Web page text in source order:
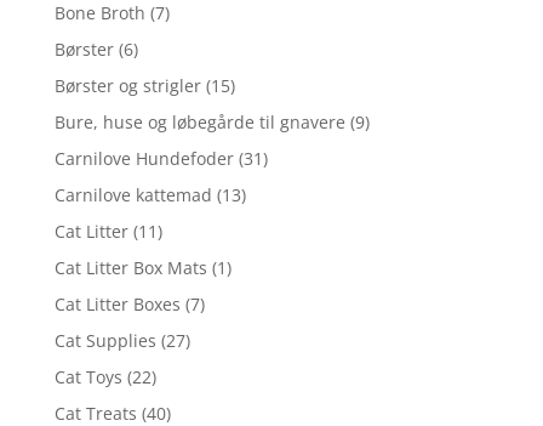
Bone Broth (7)
Børster (6)
Børster og strigler (15)
Bure, huse og løbegårde til gnavere (9)
Carnilove Hundefoder (31)
Carnilove kattemad (13)
Cat Litter (11)
Cat Litter Box Mats (1)
Cat Litter Boxes (7)
Cat Supplies (27)
Cat Toys (22)
Cat Treats (40)